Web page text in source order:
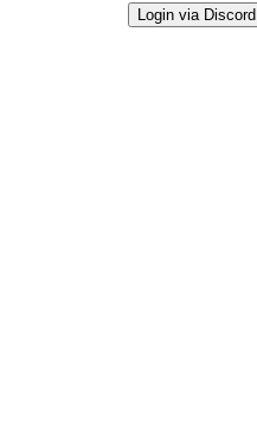
Login via Discord